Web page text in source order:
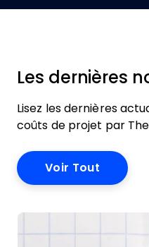
Les dernières
Lisez les dernières
coûts de projet par
Voir Tout